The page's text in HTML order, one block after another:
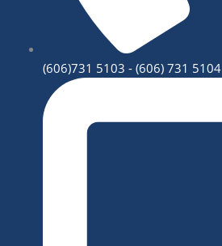
(606)731 5103 - (606) 731 5104